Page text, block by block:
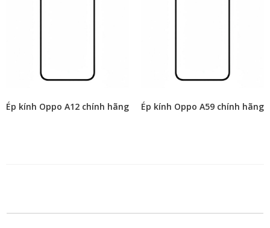
Ép kính Oppo A12 chính hãng Ép kính Oppo A59 chính hãng